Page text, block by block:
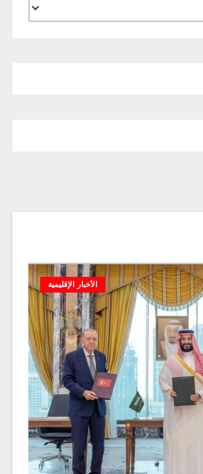
الأخبار الإقليمية